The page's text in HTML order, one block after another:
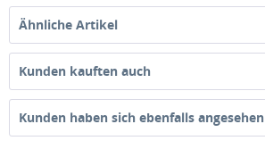
Ähnliche Artikel
Kunden kauften auch
Kunden haben sich ebenfalls angesehen